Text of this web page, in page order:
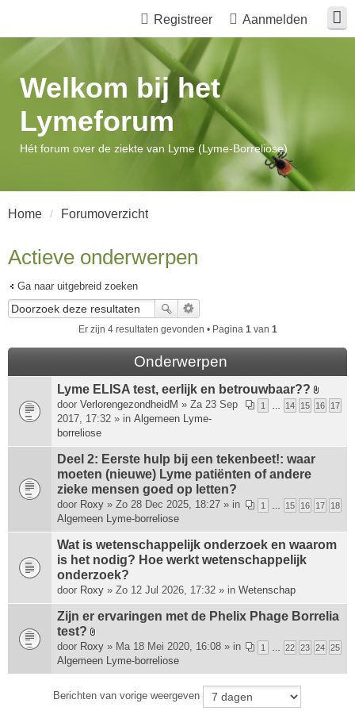
Aanmelden
Registreer
Welkom bij het
Lymeforum
Hét forum over de ziekte van Lyme (Lyme-Borreliose)
Home Forumoverzicht
Actieve onderwerpen
Ga naar uitgebreid zoeken
Er zijn 4 resultaten gevonden • Pagina 1 van 1
Onderwerpen
Lyme ELISA test, eerlijk en betrouwbaar??
B
i
(
n
1 … 14 15 16 17
door VerlorengezondheidM » Za 23 Sep
2017, 17:32 » in Algemeen Lyme-
borreliose
Deel 2: Eerste hulp bij een tekenbeet!: waar
moeten (nieuwe) Lyme patiënten of andere
zieke mensen goed op letten?
1 … 15 16 17 18
door Roxy » Zo 28 Dec 2025, 18:27 » in
Algemeen Lyme-borreliose
Wat is wetenschappelijk onderzoek en waarom
is het nodig? Hoe werkt wetenschappelijk
onderzoek?
door Roxy » Zo 12 Jul 2026, 17:32 » in Wetenschap
Zijn er ervaringen met de Phelix Phage Borrelia
test?
B
i
a
1 … 22 23 24 25
door Roxy » Ma 18 Mei 2020, 16:08 » in
Algemeen Lyme-borreliose
Berichten van vorige weergeven